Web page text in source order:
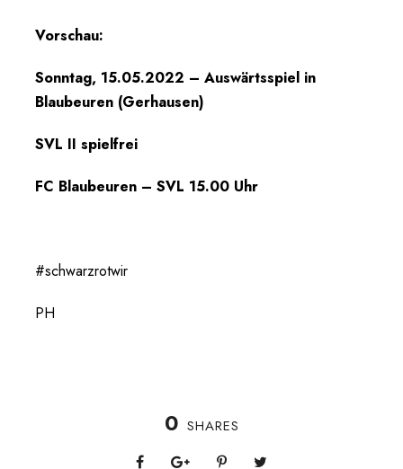
Vorschau:
Sonntag, 15.05.2022 – Auswärtsspiel in
Blaubeuren (Gerhausen)
SVL II spielfrei
FC Blaubeuren – SVL 15.00 Uhr
#schwarzrotwir
PH
0 SHARES